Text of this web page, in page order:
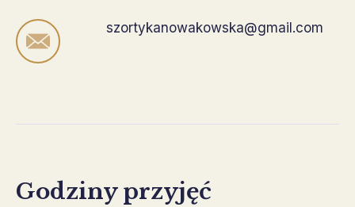
szortykanowakowska@gmail.com
Godziny przyjęć